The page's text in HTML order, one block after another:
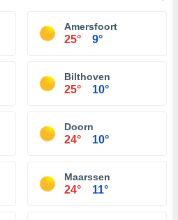
Amersfoort
25° 9°
Bilthoven
25° 10°
Doorn
24° 10°
Maarssen
24° 11°